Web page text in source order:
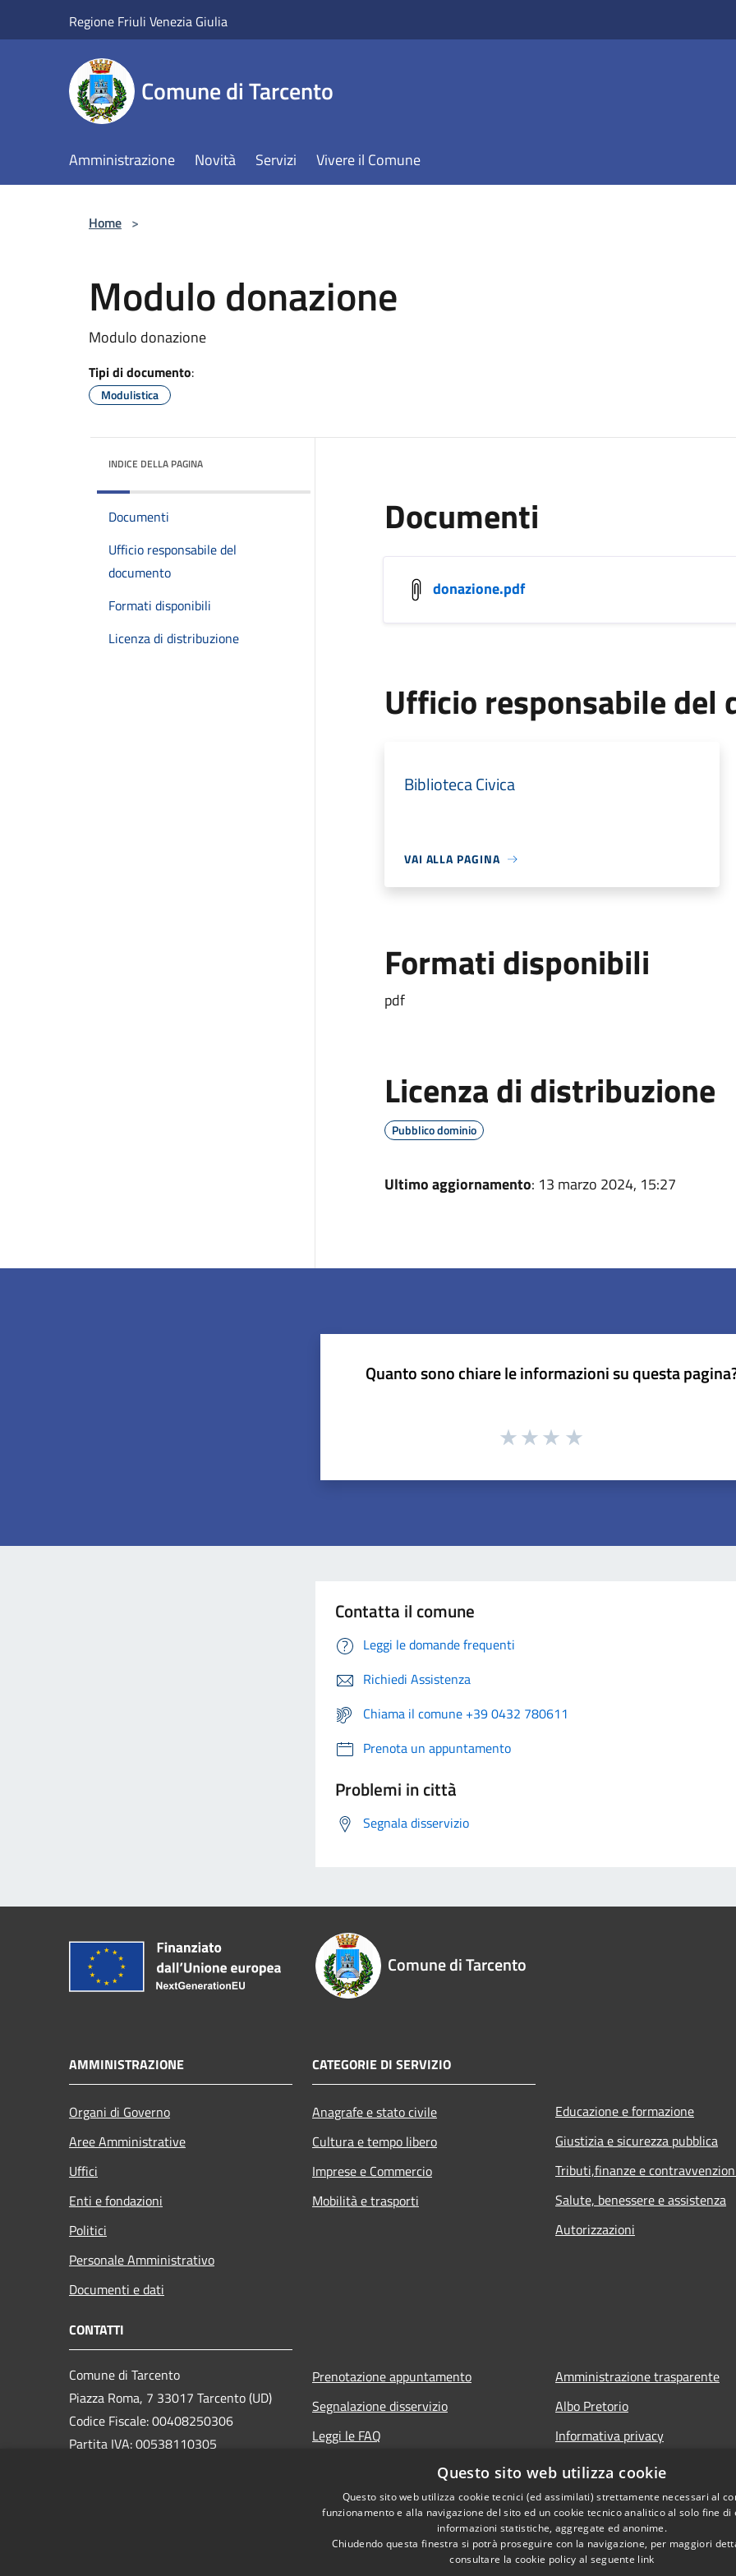
Regione Friuli Venezia Giulia
Comune di Tarcento
Amministrazione Novità Servizi Vivere il Comune
Home >
Modulo donazione
Modulo donazione
Tipi di documento:
Modulistica
INDICE DELLA PAGINA
Documenti
Ufficio responsabile del
documento
Formati disponibili
Licenza di distribuzione
Documenti
donazione.pdf
Ufficio responsabile del
Biblioteca Civica
VAI ALLA PAGINA
Formati disponibili
pdf
Licenza di distribuzione
Pubblico dominio
Ultimo aggiornamento: 13 marzo 2024, 15:27
Quanto sono chiare le informazioni su questa
Contatta il comune
Leggi le domande frequenti
Richiedi Assistenza
Chiama il comune +39 0432 780611
Prenota un appuntamento
Problemi in città
Segnala disservizio
Comune di Tarcento
AMMINISTRAZIONE
Organi di Governo
Aree Amministrative
Uffici
Enti e fondazioni
Politici
Personale Amministrativo
Documenti e dati
CATEGORIE DI SERVIZIO
Anagrafe e stato civile
Cultura e tempo libero
Imprese e Commercio
Mobilità e trasporti
Educazione e formazione
Giustizia e sicurezza pubblica
Tributi,finanze e
Salute, benessere e assistenza
Autorizzazioni
CONTATTI
Comune di Tarcento
Piazza Roma, 7 33017 Tarcento (UD)
Codice Fiscale: 00408250306
Partita IVA: 00538110305
Prenotazione appuntamento
Segnalazione disservizio
Leggi le FAQ
Amministrazione trasparente
Albo Pretorio
Informativa privacy
Note legali
Dichiarazione di accessibilità
Segnalazioni di inaccessibilità
Questo sito web utilizza cookie
Questo sito web utilizza cookie tecnici (ed assimilati) strettamente necessari al
funzionamento e alla navigazione del sito ed un cookie tecnico analitico al solo fine di
informazioni statistiche, aggregate ed anonime.
Chiudendo questa finestra si potrà proseguire con la navigazione, per maggiori
consultare la cookie policy al seguente link